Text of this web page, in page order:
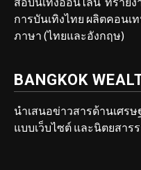
การบันเทิงไทย ผลิตคอน
ภาษา (ไทยและอังกฤษ)
BANGKOK
นำเสนอข่าวสารด้านเศร
แบบเว็บไซต์ และนิตยสาร